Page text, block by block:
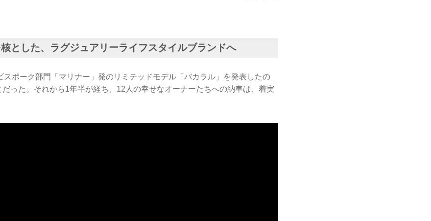
とした、ラグジュアリーライフスタイルブランドへ
スポーク部門「マリナー」発のリミテッドモデル「バカラル」を発表したの
った。それから1年半が経ち、12人の幸せなオーナーたちへの納車は、着実